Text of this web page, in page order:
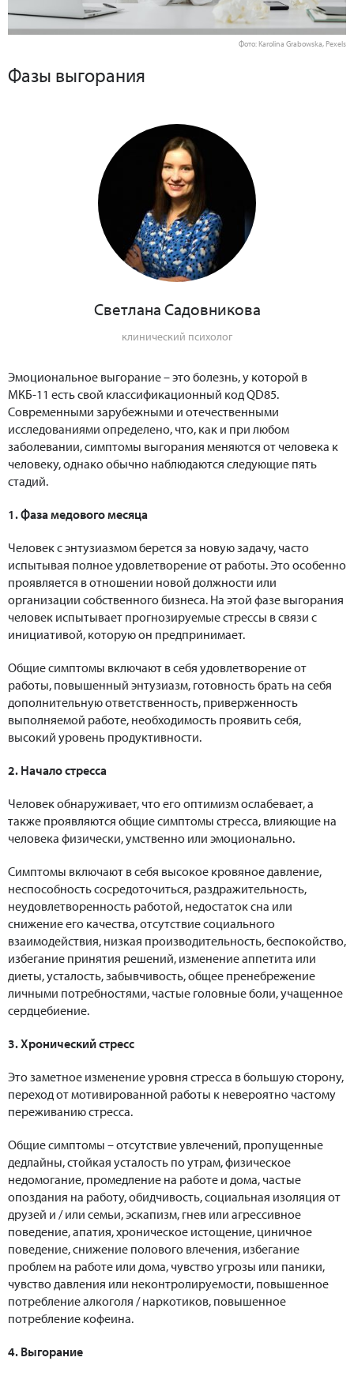
Фото: Karolina Grabowska, Pexels
Фазы выгорания
Светлана Садовникова
клинический психолог
Эмоциональное выгорание – это болезнь, у которой в
МКБ-11 есть свой классификационный код QD85.
Современными зарубежными и отечественными
исследованиями определено, что, как и при любом
заболевании, симптомы выгорания меняются от человека к
человеку, однако обычно наблюдаются следующие пять
стадий.
1. Фаза медового месяца
Человек с энтузиазмом берется за новую задачу, часто
испытывая полное удовлетворение от работы. Это особенно
проявляется в отношении новой должности или
организации собственного бизнеса. На этой фазе выгорания
человек испытывает прогнозируемые стрессы в связи с
инициативой, которую он предпринимает.
Общие симптомы включают в себя удовлетворение от
работы, повышенный энтузиазм, готовность брать на себя
дополнительную ответственность, приверженность
выполняемой работе, необходимость проявить себя,
высокий уровень продуктивности.
2. Начало стресса
Человек обнаруживает, что его оптимизм ослабевает, а
также проявляются общие симптомы стресса, влияющие на
человека физически, умственно или эмоционально.
Симптомы включают в себя высокое кровяное давление,
неспособность сосредоточиться, раздражительность,
неудовлетворенность работой, недостаток сна или
снижение его качества, отсутствие социального
взаимодействия, низкая производительность, беспокойство,
избегание принятия решений, изменение аппетита или
диеты, усталость, забывчивость, общее пренебрежение
личными потребностями, частые головные боли, учащенное
сердцебиение.
3. Хронический стресс
Это заметное изменение уровня стресса в большую сторону,
переход от мотивированной работы к невероятно частому
переживанию стресса.
Общие симптомы – отсутствие увлечений, пропущенные
дедлайны, стойкая усталость по утрам, физическое
недомогание, промедление на работе и дома, частые
опоздания на работу, обидчивость, социальная изоляция от
друзей и / или семьи, эскапизм, гнев или агрессивное
поведение, апатия, хроническое истощение, циничное
поведение, снижение полового влечения, избегание
проблем на работе или дома, чувство угрозы или паники,
чувство давления или неконтролируемости, повышенное
потребление алкоголя / наркотиков, повышенное
потребление кофеина.
4. Выгорание